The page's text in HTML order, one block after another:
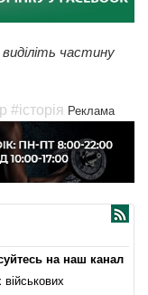
частину
#історія Реклама
на наш канал